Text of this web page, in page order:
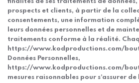
prospects et clients, à partir de la
consentements, une information
leurs données personnelles et de
traitements conforme à la réalité.
https://www.kodproductions.com/
Données Personnelles,
https://www.kodproductions.com/
mesures raisonnables pour s’assurer